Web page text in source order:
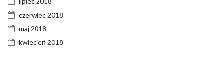
czerwiec 2018
maj 2018
kwiecień 2018